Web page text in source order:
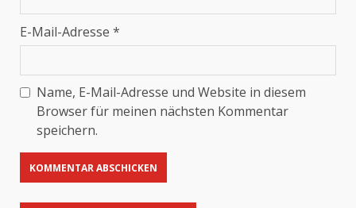
E-Mail-Adresse *
Name, E-Mail-Adresse und Website in diesem
Browser für meinen nächsten Kommentar
speichern.